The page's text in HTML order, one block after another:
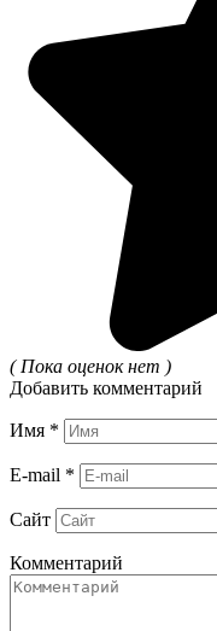
( Пока оценок нет )
Добавить комментарий
Имя *
E-mail *
Сайт
Комментарий